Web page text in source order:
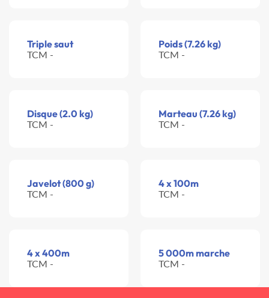
Triple saut
TCM -
Poids (7.26 kg)
TCM -
Disque (2.0 kg)
TCM -
Marteau (7.26 kg)
TCM -
Javelot (800 g)
TCM -
4 x 100m
TCM -
4 x 400m
TCM -
5 000m marche
TCM -